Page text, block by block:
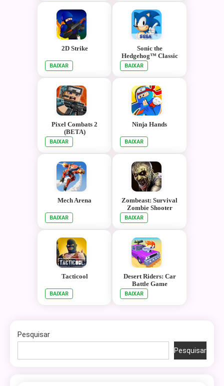
2D Strike
BAIXAR
Sonic the
Hedgehog™ Classic
BAIXAR
Pixel Combats 2
(BETA)
BAIXAR
Ninja Hands
BAIXAR
Mech Arena
BAIXAR
Zombeast: Survival
Zombie Shooter
BAIXAR
Tacticool
BAIXAR
Desert Riders: Car
Battle Game
BAIXAR
Pesquisar
Pesquisar